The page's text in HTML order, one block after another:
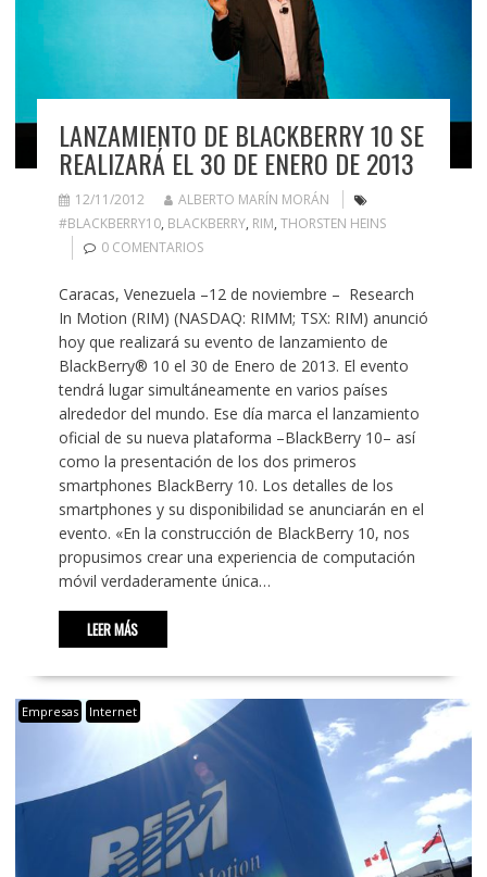
LANZAMIENTO DE BLACKBERRY 10 SE
REALIZARÁ EL 30 DE ENERO DE 2013
12/11/2012
ALBERTO MARÍN MORÁN
#BLACKBERRY10, BLACKBERRY, RIM, THORSTEN HEINS
0 COMENTARIOS
Caracas, Venezuela –12 de noviembre – Research
In Motion (RIM) (NASDAQ: RIMM; TSX: RIM) anunció
hoy que realizará su evento de lanzamiento de
BlackBerry® 10 el 30 de Enero de 2013. El evento
tendrá lugar simultáneamente en varios países
alrededor del mundo. Ese día marca el lanzamiento
oficial de su nueva plataforma –BlackBerry 10– así
como la presentación de los dos primeros
smartphones BlackBerry 10. Los detalles de los
smartphones y su disponibilidad se anunciarán en el
evento. «En la construcción de BlackBerry 10, nos
propusimos crear una experiencia de computación
móvil verdaderamente única…
LEER MÁS
Empresas Internet